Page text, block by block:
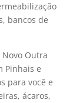
bancos de
Outra
Pinhais e
para você e
ácaros,